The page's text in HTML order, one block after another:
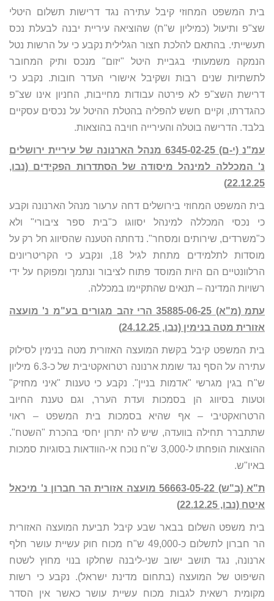
בית המשפט המחוזי קיבל עתירה נגד דרישות תשלום היטלי
שצ"פ ותיעול (כמיליון ש"ח) שהוציאה עיריית יבנה לבעלת נכס
תעשייתי. בהתאם להלכת חצור הגלילית נקבע כי על הרשות נטל
הנמקה משמעותי בגביית היטל "יזום" מנכס ותיק המחובר
לתשתיות שנים רבות ושקיבל אישורי העדר חובות. נקבע כי
דרישת השצ"פ לא פירטה עבודות מחייבות, החניון אינו שצ"פ
כהגדרתו, וקיים חשש להפליה בהטלת ההיטל על נכסים עסקיים
בלבד. הדרישה בוטלה והעירייה חויבה בהוצאות.
עמ"נ (י-ם) 6345-02-25 מנהל הארנונה של עיריית ירושלים
נ' המכללה למינהל מיסודה של הסתדרות הפקידים (נבו,
22.12.25)
בית המשפט המחוזי בירושלים דחה ערעור מנהל הארנונה וקבע
כי נכסי המכללה למינהל יסווגו כ"בית ספר ציבורי" ולא
כ"משרדים, שירותים ומסחר". נדחתה הטענה שהסיווג חל רק על
מוסדות לתלמידים מתחת לגיל 18, ונקבע כי הקריטריונים
הרלוונטיים הם היות המוסד פתוח לציבור ונתמך ומפוקח על ידי
רשויות המדינה – תנאים שהתקיימו במכללה.
עתמ (מ"א) 35885-06-25 הרי זהב מגורים בע"מ נ' מועצה
אזורית מטה בנימין (נבו, 24.12.25)
בית המשפט קיבל בקשת המועצה האזורית מטה בנימין לסילוק
עתירה על הסף נגד שומת ארנונה רטרואקטיבית של כ-6.3 מיליון
ש"ח בגין מגרשי "אדמות בניין". נקבע כי טענות "איני מחזיק"
וטעות בסיווג הן בסמכות ועדת הערר, וגם טענת החיוב
הרטרואקטיבי – אף שהיא בסמכות בית המשפט – ראוי
שתתברר תחילה בוועדה, שיש לה יתרון יחסי בהכרת "השטח".
ההוצאות הופחתו ל-3,000 ש"ח נוכח אי-הוודאות בסוגיות סמכות
באיו"ש.
ת"א (ב"ש) 56663-05-22 מועצה אזורית הר חברון נ' מיכאל
איטח (נבו, 22.12.25)
בית משפט השלום בבאר שבע קיבל תביעת המועצה האזורית
הר חברון לתשלום כ-49,000 ש"ח מכוח חוק עשיית עושר חלף
ארנונה, נגד תושב ישוב שני-ליבנה שחלקו בנוי מחוץ לשטח
השיפוט של המועצה (בתחום מדינת ישראל). נקבע כי רשות
מקומית רשאית לגבות מכוח עשיית עושר כאשר אין הסדר